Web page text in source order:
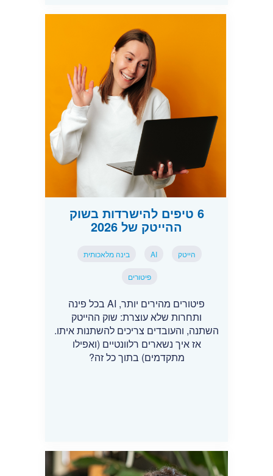
6 טיפים להישרדות בשוק
ההייטק של 2026
הייטק AI בינה מלאכותית
פיטורים
פיטורים מהירים יותר, AI בכל פינה
ותחרות שלא עוצרת: שוק ההייטק
השתנה, והעובדים צריכים להשתנות איתו.
אז איך נשארים רלוונטיים (ואפילו
מתקדמים) בתוך כל זה?